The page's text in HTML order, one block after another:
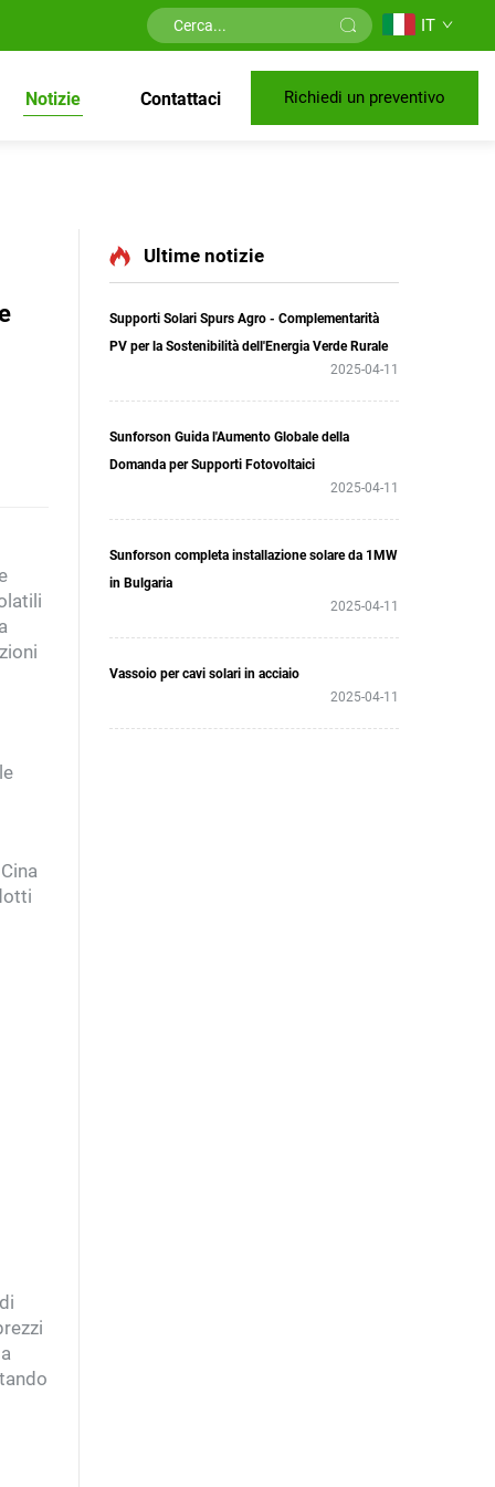
IT
Notizie Contattaci Richiedi un preventivo
Ultime notizie
Supporti Solari Spurs Agro - Complementarità
PV per la Sostenibilità dell'Energia Verde Rurale
2025-04-11
Sunforson Guida l'Aumento Globale della
Domanda per Supporti Fotovoltaici
2025-04-11
Sunforson completa installazione solare da 1MW
in Bulgaria
2025-04-11
Vassoio per cavi solari in acciaio
2025-04-11